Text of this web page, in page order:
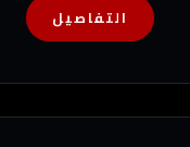
التفاصيل